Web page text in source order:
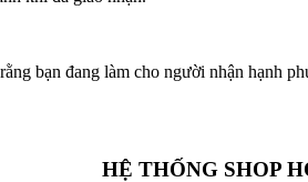
bạn đang làm cho người nhận hạnh
HỆ THỐNG SHOP